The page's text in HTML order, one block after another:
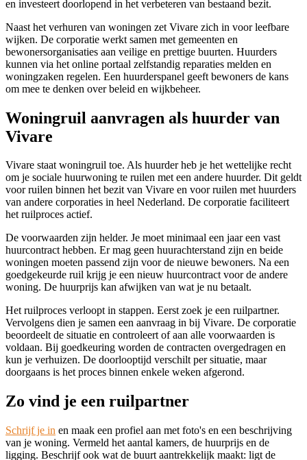
en investeert doorlopend in het verbeteren van bestaand bezit.
Naast het verhuren van woningen zet Vivare zich in voor leefbare
wijken. De corporatie werkt samen met gemeenten en
bewonersorganisaties aan veilige en prettige buurten. Huurders
kunnen via het online portaal zelfstandig reparaties melden en
woningzaken regelen. Een huurderspanel geeft bewoners de kans
om mee te denken over beleid en wijkbeheer.
Woningruil aanvragen als huurder van
Vivare
Vivare staat woningruil toe. Als huurder heb je het wettelijke recht
om je sociale huurwoning te ruilen met een andere huurder. Dit geldt
voor ruilen binnen het bezit van Vivare en voor ruilen met huurders
van andere corporaties in heel Nederland. De corporatie faciliteert
het ruilproces actief.
De voorwaarden zijn helder. Je moet minimaal een jaar een vast
huurcontract hebben. Er mag geen huurachterstand zijn en beide
woningen moeten passend zijn voor de nieuwe bewoners. Na een
goedgekeurde ruil krijg je een nieuw huurcontract voor de andere
woning. De huurprijs kan afwijken van wat je nu betaalt.
Het ruilproces verloopt in stappen. Eerst zoek je een ruilpartner.
Vervolgens dien je samen een aanvraag in bij Vivare. De corporatie
beoordeelt de situatie en controleert of aan alle voorwaarden is
voldaan. Bij goedkeuring worden de contracten overgedragen en
kun je verhuizen. De doorlooptijd verschilt per situatie, maar
doorgaans is het proces binnen enkele weken afgerond.
Zo vind je een ruilpartner
Schrijf je in en maak een profiel aan met foto's en een beschrijving
van je woning. Vermeld het aantal kamers, de huurprijs en de
ligging. Beschrijf ook wat de buurt aantrekkelijk maakt: ligt de